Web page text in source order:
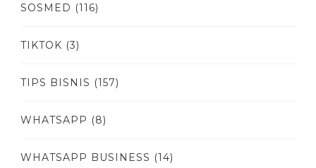
SOSMED (116)
TIKTOK (3)
TIPS BISNIS (157)
WHATSAPP (8)
WHATSAPP BUSINESS (14)